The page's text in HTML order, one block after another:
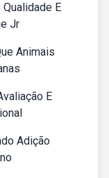
E
Jr
Animais
E
Adição